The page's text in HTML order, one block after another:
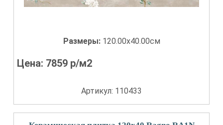
Размеры: 120.00x40.00см
Цена: 7859 р/м2
Артикул: 110433